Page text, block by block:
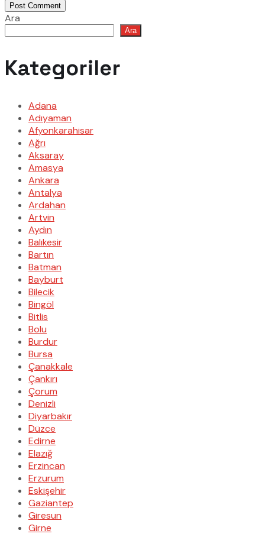
Post Comment
Ara
Ara
Kategoriler
Adana
Adıyaman
Afyonkarahisar
Ağrı
Aksaray
Amasya
Ankara
Antalya
Ardahan
Artvin
Aydın
Balıkesir
Bartın
Batman
Bayburt
Bilecik
Bingöl
Bitlis
Bolu
Burdur
Bursa
Çanakkale
Çankırı
Çorum
Denizli
Diyarbakır
Düzce
Edirne
Elazığ
Erzincan
Erzurum
Eskişehir
Gaziantep
Giresun
Girne